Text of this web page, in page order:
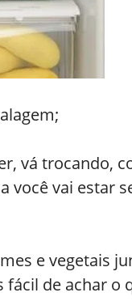
vá trocando,
você vai estar
e vegetais
de achar o